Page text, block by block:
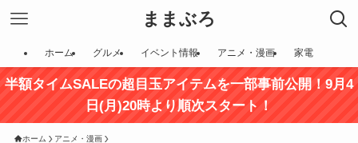
ままぶろ
ホーム グルメ イベント情報 アニメ・漫画 家電
半額タイムSALEの超目玉アイテムを一部事前公開！9月4
日(月)20時より順次スタート！
ホーム アニメ・漫画